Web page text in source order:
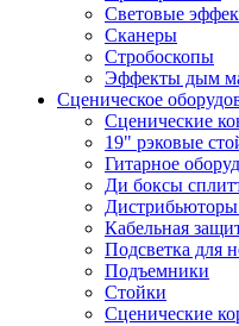
Световые
Сканеры
Стробоскопы
Эффекты дым
Сценическое
Сценические
19" рэковые
Гитарное
Ди боксы
Кабельная
Подсветка для
Подъемники
Стойки
Сценические